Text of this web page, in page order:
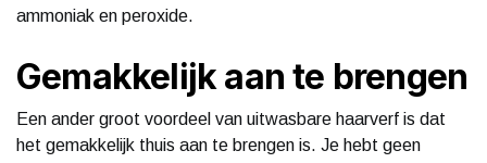
ammoniak en peroxide.
Gemakkelijk aan te brengen
Een ander groot voordeel van uitwasbare haarverf is dat
het gemakkelijk thuis aan te brengen is. Je hebt geen